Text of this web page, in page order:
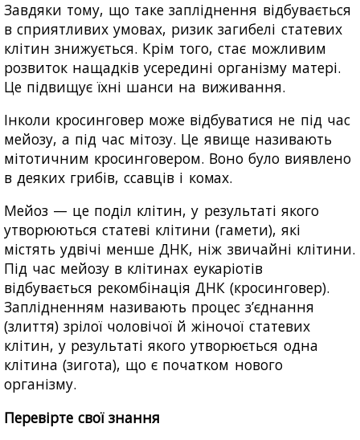
Завдяки тому, що таке запліднення відбувається
в сприятливих умовах, ризик загибелі статевих
клітин знижується. Крім того, стає можливим
розвиток нащадків усередині організму матері.
Це підвищує їхні шанси на виживання.
Інколи кросинговер може відбуватися не під час
мейозу, а під час мітозу. Це явище називають
мітотичним кросинговером. Воно було виявлено
в деяких грибів, ссавців і комах.
Мейоз — це поділ клітин, у результаті якого
утворюються статеві клітини (гамети), які
містять удвічі менше ДНК, ніж звичайні клітини.
Під час мейозу в клітинах еукаріотів
відбувається рекомбінація ДНК (кросинговер).
Заплідненням називають процес з’єднання
(злиття) зрілої чоловічої й жіночої статевих
клітин, у результаті якого утворюється одна
клітина (зигота), що є початком нового
організму.
Перевірте свої знання